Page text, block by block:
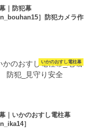
｜防犯幕
］防犯カメラ作
いかのおすし電柱幕
｜いかのおすし電柱幕
］